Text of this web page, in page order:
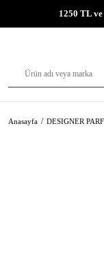
1250 TL
Anasayfa DESIGNER